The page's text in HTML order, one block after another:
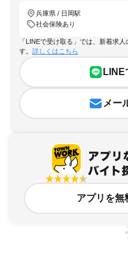
兵庫県 / 日岡駅
社会保険あり
「LINEで受け取る」では、新着求
す。 詳しくはこちら
LINE
メー
アプリを無